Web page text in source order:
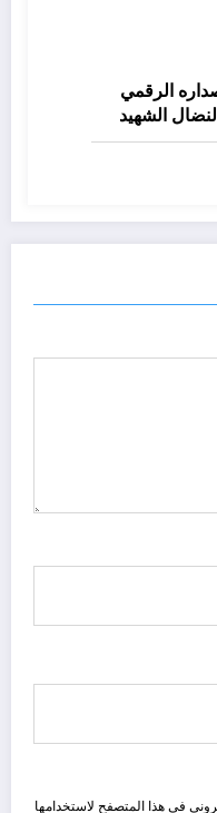
الرقمي
الشهيد
في هذا المتصفح لاستخدامها